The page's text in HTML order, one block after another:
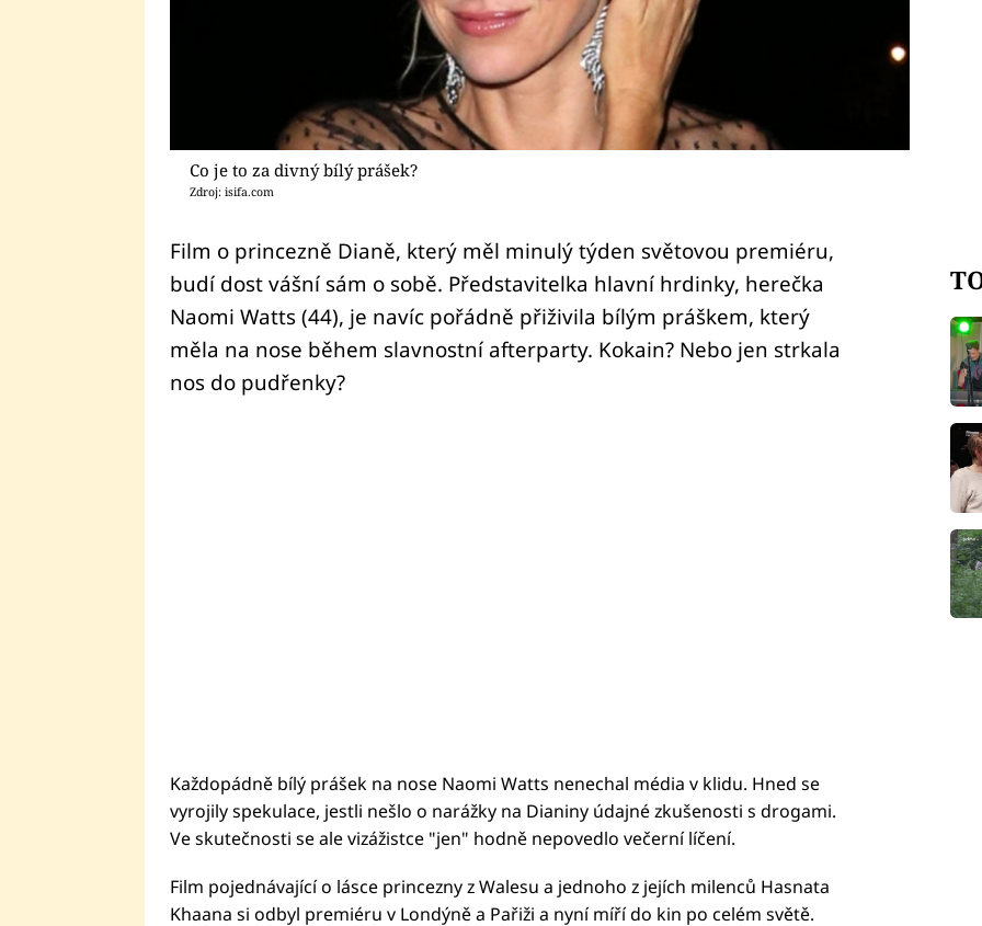
Co je to za divný bílý prášek?
Zdroj: isifa.com
Film o princezně Dianě, který měl minulý týden světovou premiéru,
budí dost vášní sám o sobě. Představitelka hlavní hrdinky, herečka
Naomi Watts (44), je navíc pořádně přiživila bílým práškem, který
měla na nose během slavnostní afterparty. Kokain? Nebo jen strkala
nos do pudřenky?
Každopádně bílý prášek na nose Naomi Watts nenechal média v klidu. Hned se
vyrojily spekulace, jestli nešlo o narážky na Dianiny údajné zkušenosti s drogami.
Ve skutečnosti se ale vizážistce "jen" hodně nepovedlo večerní líčení.
Film pojednávající o lásce princezny z Walesu a jednoho z jejích milenců Hasnata
Khaana si odbyl premiéru v Londýně a Pařiži a nyní míří do kin po celém světě.